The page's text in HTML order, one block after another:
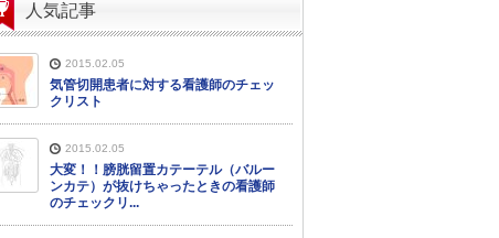
人気記事
2015.02.05
気管切開患者に対する看護師のチェッ
クリスト
2015.02.05
大変！！膀胱留置カテーテル（バルー
ンカテ）が抜けちゃったときの看護師
のチェックリ...